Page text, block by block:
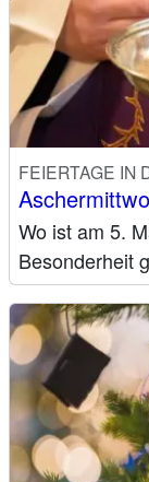
FEIERTAGE IN
Wo ist am 5.
Besonderheit